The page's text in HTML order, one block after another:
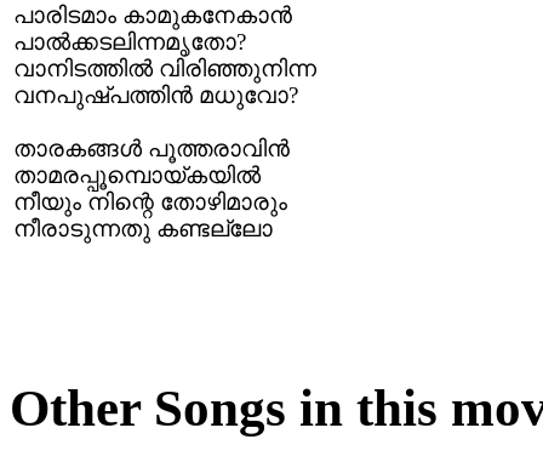
പാരിടമാം കാമുകനേകാന്‍
പാല്‍ക്കടലിന്നമൃതോ?
വാനിടത്തില്‍ വിരിഞ്ഞുനിന്ന
വനപുഷ്പത്തിന്‍ മധുവോ?
താരകങ്ങള്‍ പൂത്തരാവിന്‍
താമരപ്പൂമ്പൊയ്കയില്‍
നീയും നിന്റെ തോഴിമാരും
നീരാടുന്നതു കണ്ടല്ലോ
Other Songs in this